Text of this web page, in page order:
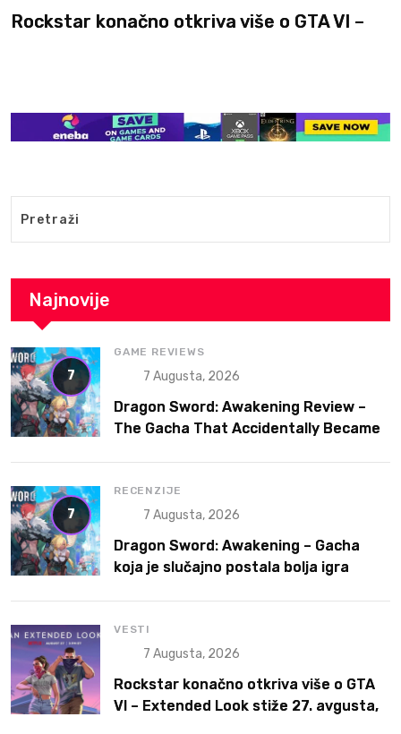
Rockstar konačno otkriva više o GTA VI –
Najnovije
7
GAME REVIEWS
7 Augusta, 2026
Dragon Sword: Awakening Review –
The Gacha That Accidentally Became
7
RECENZIJE
7 Augusta, 2026
Dragon Sword: Awakening – Gacha
koja je slučajno postala bolja igra
VESTI
7 Augusta, 2026
Rockstar konačno otkriva više o GTA
VI – Extended Look stiže 27. avgusta,